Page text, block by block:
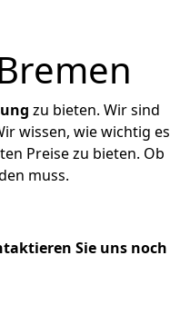
zu bieten. Wir sind
wissen, wie wichtig es
Preise zu bieten. Ob
muss.
Sie uns noch